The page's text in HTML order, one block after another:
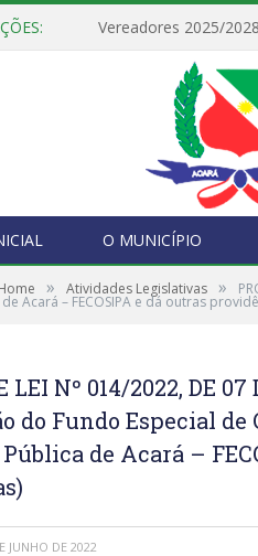
Vereadores 2025/2028
O MUNICÍPIO
» Atividades Legislativas »
Acará – FECOSIPA e dá outras
LEI Nº 014/2022, DE
do Fundo Especial de
de Acará –
JUNHO DE 2022